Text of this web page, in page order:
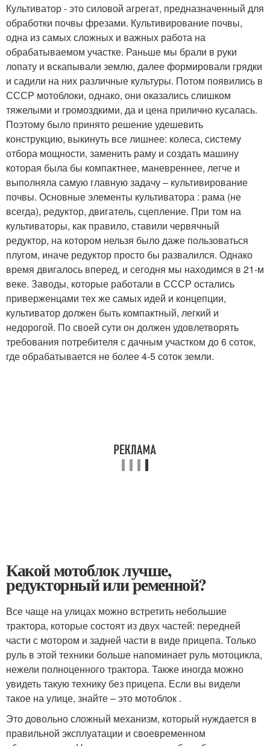
Культиватор - это силовой агрегат, предназначенный для
обработки почвы фрезами. Культивирование почвы,
одна из самых сложных и важных работа на
обрабатываемом участке. Раньше мы брали в руки
лопату и вскапывали землю, далее формировали грядки
и садили на них различные культуры. Потом появились в
СССР мотоблоки, однако, они оказались слишком
тяжелыми и громоздкими, да и цена прилично кусалась.
Поэтому было принято решение удешевить
конструкцию, выкинуть все лишнее: колеса, систему
отбора мощности, заменить раму и создать машину
которая была бы компактнее, маневреннее, легче и
выполняла самую главную задачу – культивирование
почвы. Основные элементы культиватора : рама (не
всегда), редуктор, двигатель, сцепление. При том на
культиваторы, как правило, ставили червячный
редуктор, на котором нельзя было даже пользоваться
плугом, иначе редуктор просто бы развалился. Однако
время двигалось вперед, и сегодня мы находимся в 21-м
веке. Заводы, которые работали в СССР остались
приверженцами тех же самых идей и концепции,
культиватор должен быть компактный, легкий и
недорогой. По своей сути он должен удовлетворять
требования потребителя с дачным участком до 6 соток,
где обрабатывается не более 4-5 соток земли.
Какой мотоблок лучше,
редукторный или ременной?
Все чаще на улицах можно встретить небольшие
трактора, которые состоят из двух частей: передней
части с мотором и задней части в виде прицепа. Только
руль в этой техники больше напоминает руль мотоцикла,
нежели полноценного трактора. Также иногда можно
увидеть такую технику без прицепа. Если вы видели
такое на улице, знайте – это мотоблок .
Это довольно сложный механизм, который нуждается в
правильной эксплуатации и своевременном